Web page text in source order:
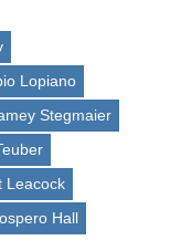
Lopiano
Stegmaier
Leacock
Hall